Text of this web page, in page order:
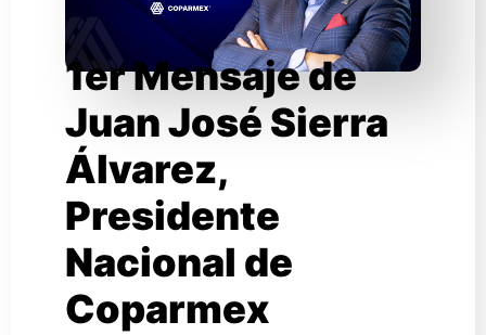
1er Mensaje de
Juan José Sierra
Álvarez,
Presidente
Nacional de
Coparmex